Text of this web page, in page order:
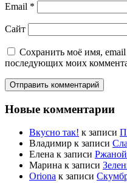
Email *
Сайт
Сохранить моё имя, email
последующих моих
Новые комментарии
Вкусно так! к записи
Владимир к записи
Елена к записи Ржаной
Марина к записи
Oriona к записи